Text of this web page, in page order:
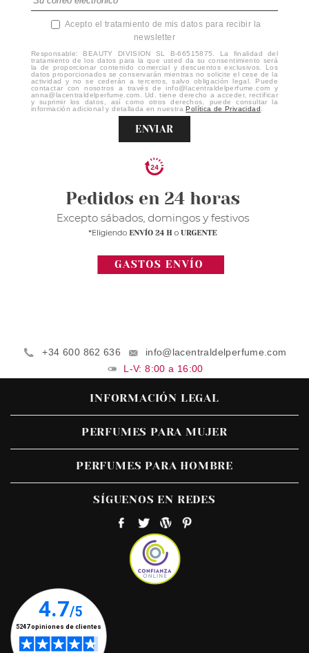
Acepto el tratamiento de mis datos para recibir la
newsletter
Responsable: BEAUTY DIVISION SL B-66515875. La finalidad del
tratamiento de los datos para la que usted da su consentimiento será
la de proporcionar contenido comercial y descuentos exclusivos. Los
datos proporcionados se conservarán mientras no solicite el cese de la
actividad y no se cederán a terceros, salvo obligación legal. Puede
contactar con nosotros a través de info@lacentraldelperfume.com y
anna@lacentraldelperfume.com. Ud. tiene derecho a acceder, rectificar
y suprimir los datos, así como otros derechos, puede consultar la
información adicional y detallada en nuestraPolítica de Privacidad
ENVIAR
+34 600 862 636
info@lacentraldelperfume.com
L-V: 8:00 a 16:00
INFORMACIÓN LEGAL
PERFUMES PARA MUJER
PERFUMES PARA HOMBRE
SÍGUENOS EN REDES